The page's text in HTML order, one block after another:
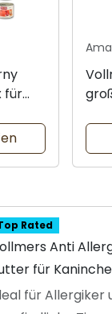
für
Rated
Anti
für
für Allergiker